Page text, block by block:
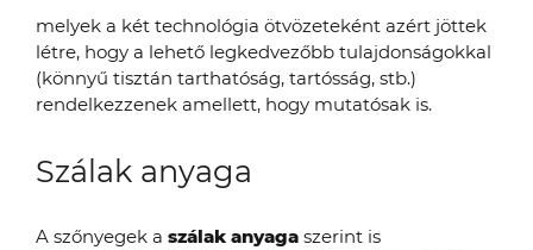
melyek a két technológia ötvözeteként azért jöttek
létre, hogy a lehető legkedvezőbb tulajdonságokkal
(könnyű tisztán tarthatóság, tartósság, stb.)
rendelkezzenek amellett, hogy mutatósak is.
Szálak anyaga
A szőnyegek a szálak anyaga szerint is